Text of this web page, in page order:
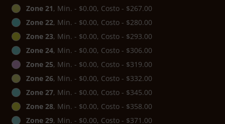
Zone 21, Min. - $0.00, Costo - $267.00
Zone 22, Min. - $0.00, Costo - $280.00
Zone 23, Min. - $0.00, Costo - $293.00
Zone 24, Min. - $0.00, Costo - $306.00
Zone 25, Min. - $0.00, Costo - $319.00
Zone 26, Min. - $0.00, Costo - $332.00
Zone 27, Min. - $0.00, Costo - $345.00
Zone 28, Min. - $0.00, Costo - $358.00
Zone 29, Min. - $0.00, Costo - $371.00